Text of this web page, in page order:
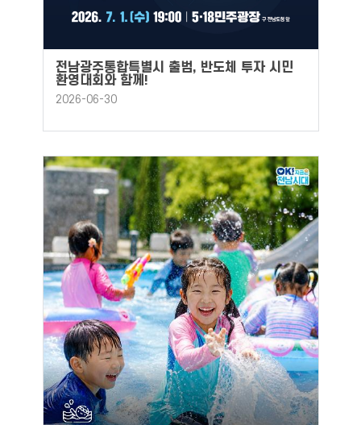
전남광주통합특별시 출범, 반도체 투자 시민
환영대회와 함께!
2026-06-30